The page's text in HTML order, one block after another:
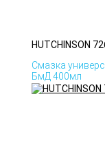
HUTCHINSON
Смазка
БмД 400мл